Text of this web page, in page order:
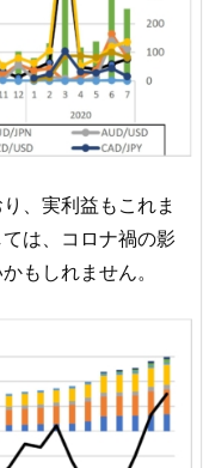
、実利益もこれま
は、コロナ禍の影
もしれません。